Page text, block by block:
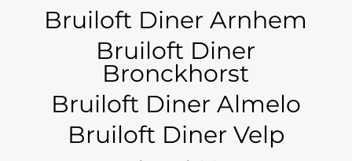
Bruiloft Diner Arnhem
Bruiloft Diner
Bronckhorst
Bruiloft Diner Almelo
Bruiloft Diner Velp